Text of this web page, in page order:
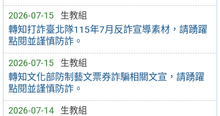
2026-07-15 生教組
轉知打詐臺北隊115年7月反詐宣導素材，請踴躍
點閱並謹慎防詐。
2026-07-15 生教組
轉知文化部防制藝文票券詐騙相關文宣，請踴躍
點閱並謹慎防詐。
2026-07-14 生教組